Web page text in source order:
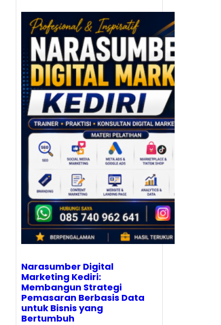
Narasumber Digital
Marketing Kediri:
Membangun Strategi
Pemasaran Berbasis Data
untuk Bisnis yang
Bertumbuh